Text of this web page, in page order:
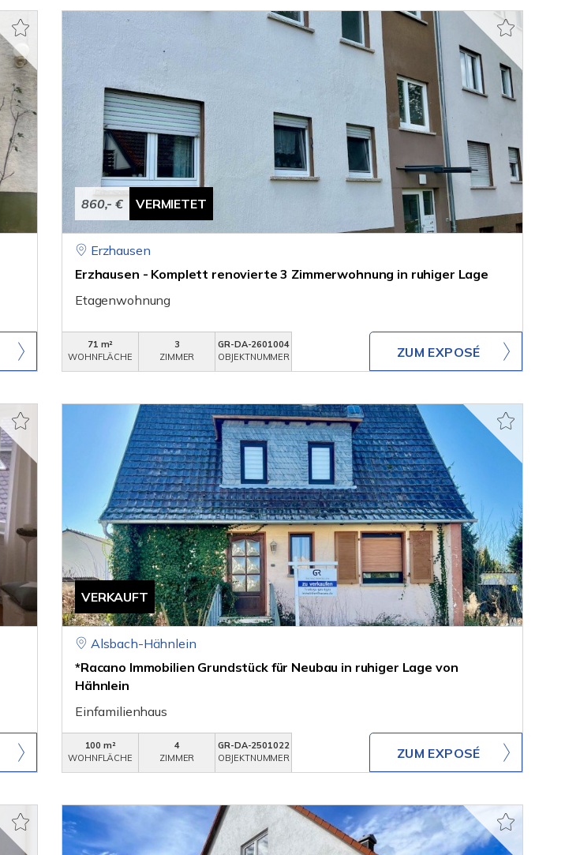
860,- € VERMIETET
Erzhausen
Erzhausen - Komplett renovierte 3 Zimmerwohnung in ruhiger Lage
Etagenwohnung
71 m²
WOHNFLÄCHE
3
ZIMMER
GR-DA-2601004
OBJEKTNUMMER
ZUM EXPOSÉ
VERKAUFT
Alsbach-Hähnlein
*Racano Immobilien Grundstück für Neubau in ruhiger Lage von
Hähnlein
Einfamilienhaus
100 m²
WOHNFLÄCHE
4
ZIMMER
GR-DA-2501022
OBJEKTNUMMER
ZUM EXPOSÉ